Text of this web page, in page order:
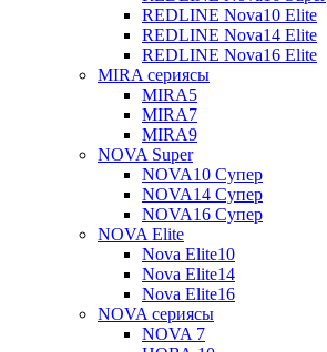
REDLINE Nova10 Elite
REDLINE Nova14 Elite
REDLINE Nova16 Elite
MIRA сериясы
MIRA5
MIRA7
MIRA9
NOVA Super
NOVA10 Супер
NOVA14 Супер
NOVA16 Супер
NOVA Elite
Nova Elite10
Nova Elite14
Nova Elite16
NOVA сериясы
NOVA 7